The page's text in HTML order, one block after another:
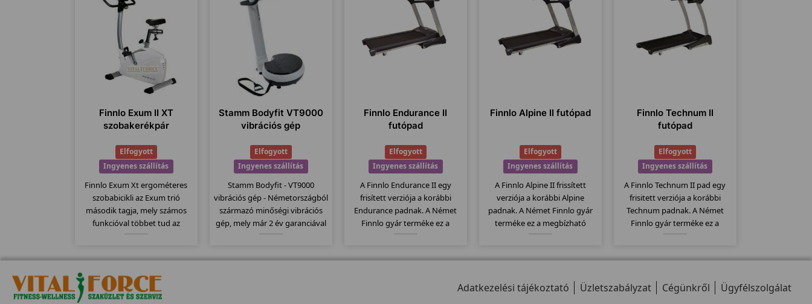
Finnlo Exum II XT
szobakerékpár
Elfogyott
Ingyenes szállítás
Finnlo Exum Xt ergométeres
szobabicikli az Exum trió
második tagja, mely számos
funkcióval többet tud az
ezáltal szintén 150kg-os
teherbírással rendelkezik....
Stamm Bodyfit VT9000
vibrációs gép
Elfogyott
Ingyenes szállítás
Stamm Bodyfit - VT9000
vibrációs gép - Németországból
származó minőségi vibrációs
gép, mely már 2 év garanciával
egy nagy motor dolgoztat meg,
Finnlo Endurance II
futópad
Elfogyott
Ingyenes szállítás
A Finnlo Endurance II egy
frisített verziója a korábbi
Endurance padnak. A Német
Finnlo gyár terméke ez a
es futófelület, szállítógörgők, 26
Finnlo Alpine II futópad
Elfogyott
Ingyenes szállítás
A Finnlo Alpine II frissített
verziója a korábbi Alpine
padnak. A Német Finnlo gyár
terméke ez a megbízható
futófelület, szállítógörgők, 23
modellt.
Finnlo Technum II
futópad
Elfogyott
Ingyenes szállítás
A Finnlo Technum II pad egy
frisitett verziója a korábbi
Technum padnak. A Német
Finnlo gyár terméke ez a
135x44cm-es futófelület,
jellemzi ezt a modellt...
Adatkezelési tájékoztató Üzletszabályzat Cégünkről Ügyfélszolgálat